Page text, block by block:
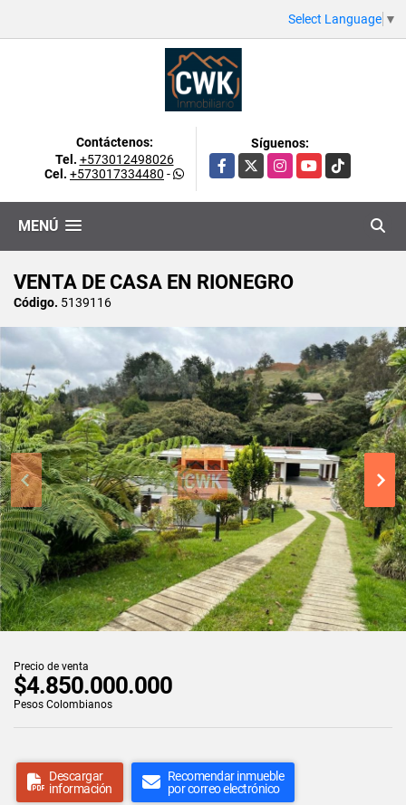
Select Language ▼
Contáctenos:
Tel. +573012498026
Cel. +573017334480 -
Síguenos:
Facebook
X InstagramYouTubeTikTok
MENÚ
VENTA DE CASA EN RIONEGRO
Código. 5139116
Precio de venta
$4.850.000.000
Pesos Colombianos
Descargar
información
Recomendar inmueble
por correo electrónico